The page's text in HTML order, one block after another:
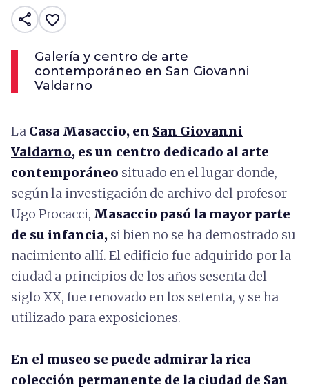
share favorite_border
Galería y centro de arte
contemporáneo en San Giovanni
Valdarno
La Casa Masaccio, en San Giovanni
Valdarno, es un centro dedicado al arte
contemporáneo situado en el lugar donde,
según la investigación de archivo del profesor
Ugo Procacci, Masaccio pasó la mayor parte
de su infancia, si bien no se ha demostrado su
nacimiento allí. El edificio fue adquirido por la
ciudad a principios de los años sesenta del
siglo XX, fue renovado en los setenta, y se ha
utilizado para exposiciones.
En el museo se puede admirar la rica
colección permanente de la ciudad de San